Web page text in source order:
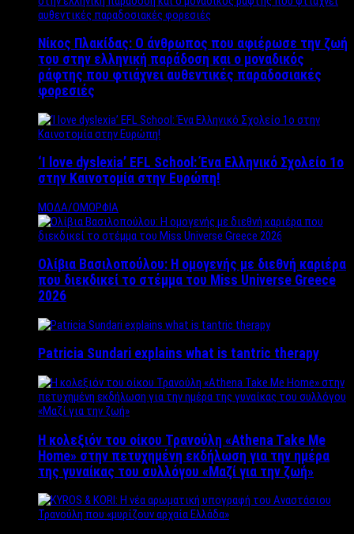
Νίκος Πλακίδας: O άνθρωπος που αφιέρωσε την ζωή
του στην ελληνική παράδοση και ο μοναδικός
ράφτης που φτιάχνει αυθεντικές παραδοσιακές
φορεσιές
‘Ι love dyslexia’ EFL School: Ένα Ελληνικό Σχολείo 1ο
στην Καινοτομία στην Ευρώπη!
ΜΟΔΑ/ΟΜΟΡΦΙΑ
Ολίβια Βασιλοπούλου: Η ομογενής με διεθνή καριέρα
που διεκδικεί το στέμμα του Miss Universe Greece
2026
Patricia Sundari explains what is tantric therapy
Η κολεξιόν του οίκου Τρανούλη «Athena Take Me
Home» στην πετυχημένη εκδήλωση για την ημέρα
της γυναίκας του συλλόγου «Μαζί για την ζωή»